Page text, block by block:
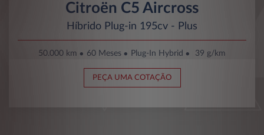
Citroën C5 Aircross
Híbrido Plug-in 195cv - Plus
50.000 km 60 Meses Plug-In Hybrid 39 g/km
PEÇA UMA COTAÇÃO